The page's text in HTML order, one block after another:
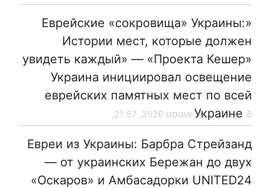
«Еврейские «сокровища» Украины:
Истории мест, которые должен
увидеть каждый» — «Проекта Кешер»
Украина инициировал освещение
еврейских памятных мест по всей
Украине 6 אוגוסט 2026, 21:57,
Евреи из Украины: Барбра Стрейзанд
— от украинских Бережан до двух
«Оскаров» и Амбасадорки UNITED24